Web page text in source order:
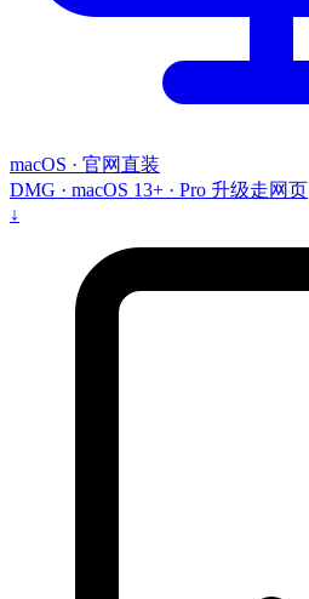
macOS · 官网直装
DMG · macOS 13+ · Pro 升级走网页
↓